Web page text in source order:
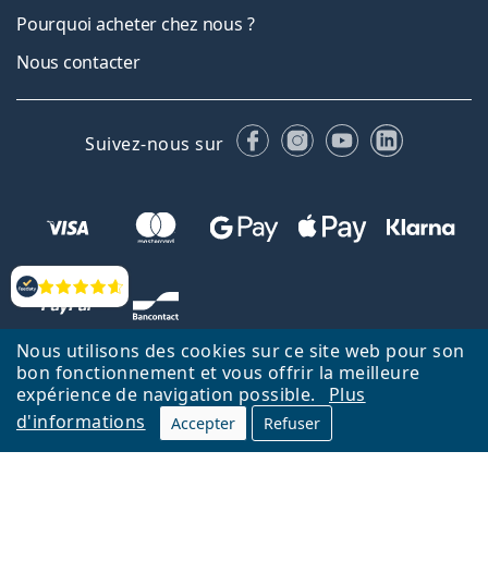
Nous utilisons des cookies sur ce site web pour son
bon fonctionnement et vous offrir la meilleure
expérience de navigation possible.
Plus
d'informations
Accepter Refuser
Évaluation
Pourquoi acheter chez nous ?
Nous contacter
Suivez-nous sur FacebookInstagram
YouTubeLinkedIn
Retour à la page d'accueil Haut
Nederlands